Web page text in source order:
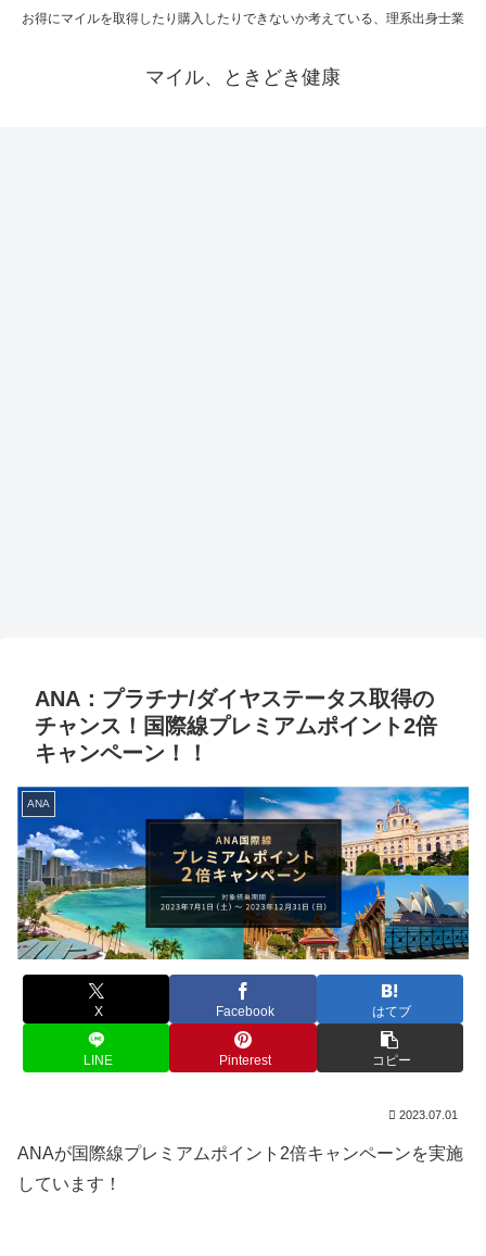
お得にマイルを取得したり購入したりできないか考えている、理系出身士業
マイル、ときどき健康
ANA：プラチナ/ダイヤステータス取得の
チャンス！国際線プレミアムポイント2倍
キャンペーン！！
ANA
X Facebook はてブ
LINE Pinterest コピー
2023.07.01
ANAが国際線プレミアムポイント2倍キャンペーンを実施
しています！